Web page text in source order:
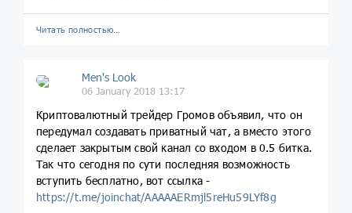
Читать полностью…
Men's Look
06 January 2018 13:17
Криптовалютный трейдер Громов объявил, что он
передумал создавать приватный чат, а вместо этого
сделает закрытым свой канал со входом в 0.5 битка.
Так что сегодня по сути последняя возможность
вступить бесплатно, вот ссылка -
https://t.me/joinchat/AAAAAERmjl5reHu59LYf8g